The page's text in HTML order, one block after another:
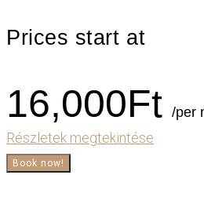
Prices start at
16,000Ft /per
Részletek megtekintése
Book now!